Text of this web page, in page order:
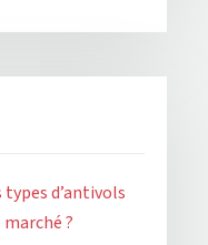
d’antivols
?